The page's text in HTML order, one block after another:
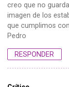
creo que no
imagen de los
que cumplimos
Pedro
RESPONDER